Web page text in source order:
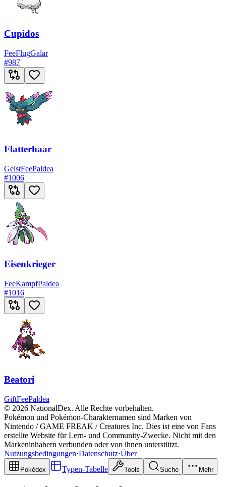
Cupidos
FeeFlugGalar
#987
Flatterhaar
GeistFeePaldea
#1006
Eisenkrieger
FeeKampfPaldea
#1016
Beatori
GiftFeePaldea
© 2026 NationalDex. Alle Rechte vorbehalten.
Pokémon und Pokémon-Charakternamen sind Marken von
Nintendo / GAME FREAK / Creatures Inc. Dies ist eine von Fans
erstellte Website für Lern- und Community-Zwecke. Nicht mit den
Markeninhabern verbunden oder von ihnen unterstützt.
Nutzungsbedingungen·Datenschutz·Über
Pokédex Typen-Tabelle Tools Suche Mehr